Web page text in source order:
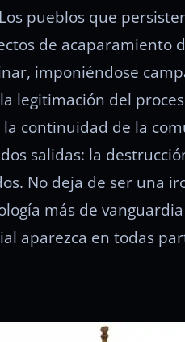
pueblos que
de acaparamiento
imponiéndose
legitimación del
continuidad de la
salidas: la
No deja de ser una
más de
aparezca en todas